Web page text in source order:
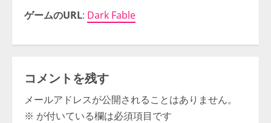
ゲームのURL: Dark Fable
コメントを残す
メールアドレスが公開されることはありません。
※ が付いている欄は必須項目です